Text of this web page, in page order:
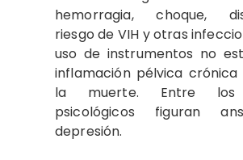
hemorragia, choque,
riesgo de VIH y otras
uso de instrumentos no
inflamación pélvica crónica
la muerte. Entre los
psicológicos figuran
depresión.